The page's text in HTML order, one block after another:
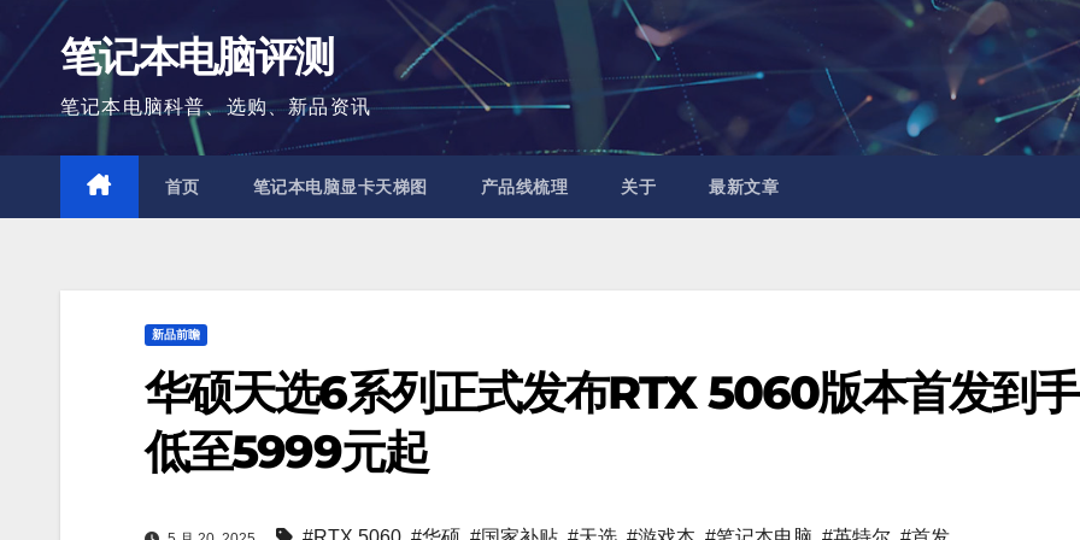
内
容
笔记本电脑评测
笔记本电脑科普、选购、新品资讯
首页 笔记本电脑显卡天梯图 产品线梳理 关于 最新文章
新品前瞻
华硕天选6系列正式发布RTX 5060版本首发到手
低至5999元起